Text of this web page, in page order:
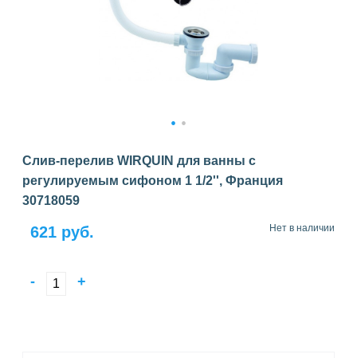
1 2
Слив-перелив WIRQUIN для ванны с
регулируемым сифоном 1 1/2'', Франция
30718059
621 руб. Нет в наличии
- +